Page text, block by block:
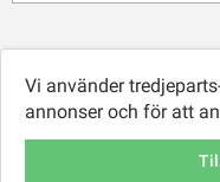
Vi använder
annonser och för att